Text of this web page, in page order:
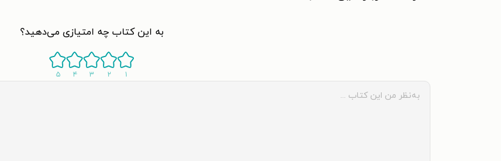
به این کتاب چه امتیازی می‌دهید؟
۱ ۲ ۳ ۴ ۵